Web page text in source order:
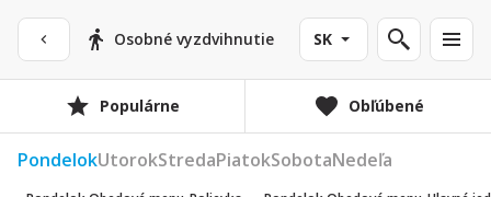
Osobné vyzdvihnutie SK
Populárne Obľúbené
PondelokUtorokStredaPiatokSobotaNedeľa